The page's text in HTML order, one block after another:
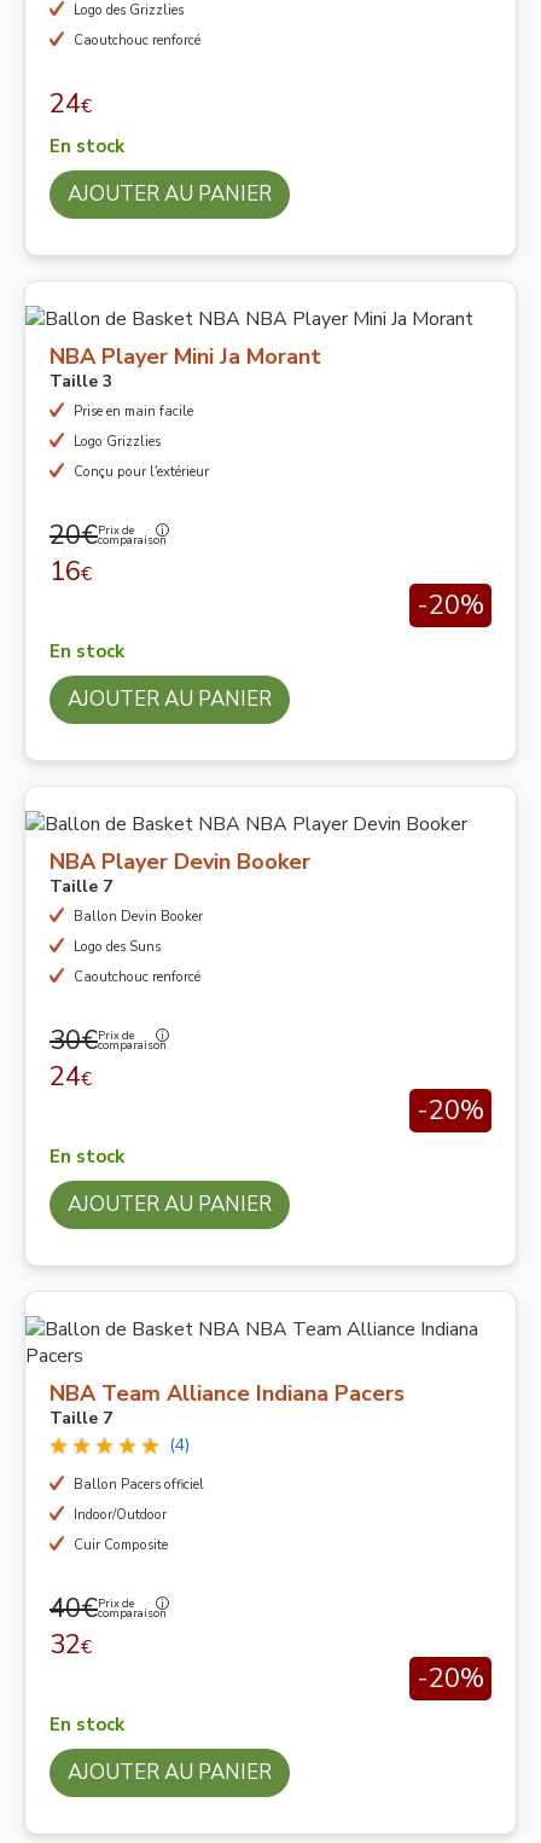
Logo des Grizzlies
Caoutchouc renforcé
24€
En stock
AJOUTER AU PANIER
NBA Player Mini Ja Morant
Taille 3
Prise en main facile
Logo Grizzlies
Conçu pour l'extérieur
20€Prix de
comparaison
16€
-20%
En stock
AJOUTER AU PANIER
NBA Player Devin Booker
Taille 7
Ballon Devin Booker
Logo des Suns
Caoutchouc renforcé
30€Prix de
comparaison
24€
-20%
En stock
AJOUTER AU PANIER
NBA Team Alliance Indiana Pacers
Taille 7
(4)
Ballon Pacers officiel
Indoor/Outdoor
Cuir Composite
40€Prix de
comparaison
32€
-20%
En stock
AJOUTER AU PANIER